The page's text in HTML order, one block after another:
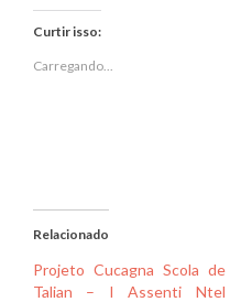
Twitter(abre
em
nova
Curtir isso:
Carregando...
Relacionado
Projeto Cucagna Scola de
Talian – I Assenti Ntel